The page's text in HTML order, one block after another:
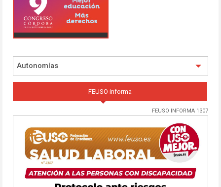
Autonomías
FEUSO informa
FEUSO INFORMA 1307